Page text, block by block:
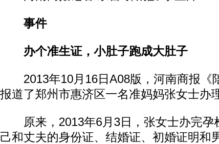
事件
办个准生证，小肚子跑成大肚子
2013年10月16日A08版，河南商报《
报道了郑州市惠济区一名准妈妈张女士办
原来，2013年6月3日，张女士办完孕
己和丈夫的身份证、结婚证、初婚证明和